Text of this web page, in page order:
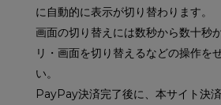
に自動的に表示が切り替わります。
画面の切り替えには数秒から数十秒
リ・画面を切り替えるなどの操作を
い。
PayPay決済完了後に、本サイト決